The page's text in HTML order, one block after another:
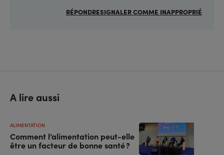
RÉPONDRESIGNALER COMME INAPPROPRIÉ
A lire aussi
Comment l’alimentation peut-elle
être un facteur de bonne santé ?
ALIMENTATION